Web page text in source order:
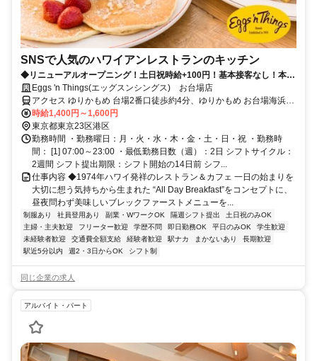
SNSで人気のハワイアンレストランのキッチン
◆リニューアルオープニング！土日祝時給+100円！基本接客なし！本格
的な調理が学べる♪食事補助60%off◆
Eggs 'n Things(エッグスンシングス) お台場店
アクセス ゆりかもめ 台場2番口徒歩約4分、ゆりかもめ お台場海浜公
園2番口徒歩約8分、りんかい線 東京テレポートB口徒歩約9分 台場駅
徒歩5分、お台場海浜公園駅徒歩7分、東京テレポート駅徒歩9分
時給1,400円～1,600円
東京都東京23区港区
勤務時間 ・勤務曜日：月・火・水・木・金・土・日・祝 ・勤務時
間： [1] 07:00～23:00 ・最低勤務日数（週）：2日 シフトサイクル：
2週間 シフト提出期限：シフト開始の14日前 シフ...
仕事内容 ◆1974年ハワイ発祥のレストラン＆カフェ 一日の始まりを
大切に想う気持ちから生まれた “All Day Breakfast”をコンセプトに、
昼夜問わず美味しいブレックファーストメニューを...
制服あり 社員登用あり 副業・WワークOK 隔週シフト提出
土日祝のみOK
主婦・主夫歓迎
フリーター歓迎 学歴不問 即日勤務OK 平日のみOK
学生歓迎
未経験者歓迎
交通費全額支給 経験者歓迎 駅ナカ まかないあり
長期歓迎
駅近5分以内
週2・3日からOK シフト制
同じ企業の求人
アルバイト・パート